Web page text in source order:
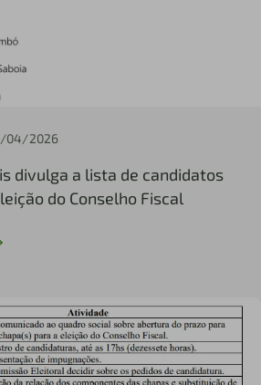
04/2026
divulga a lista de candidatos
do Conselho Fiscal